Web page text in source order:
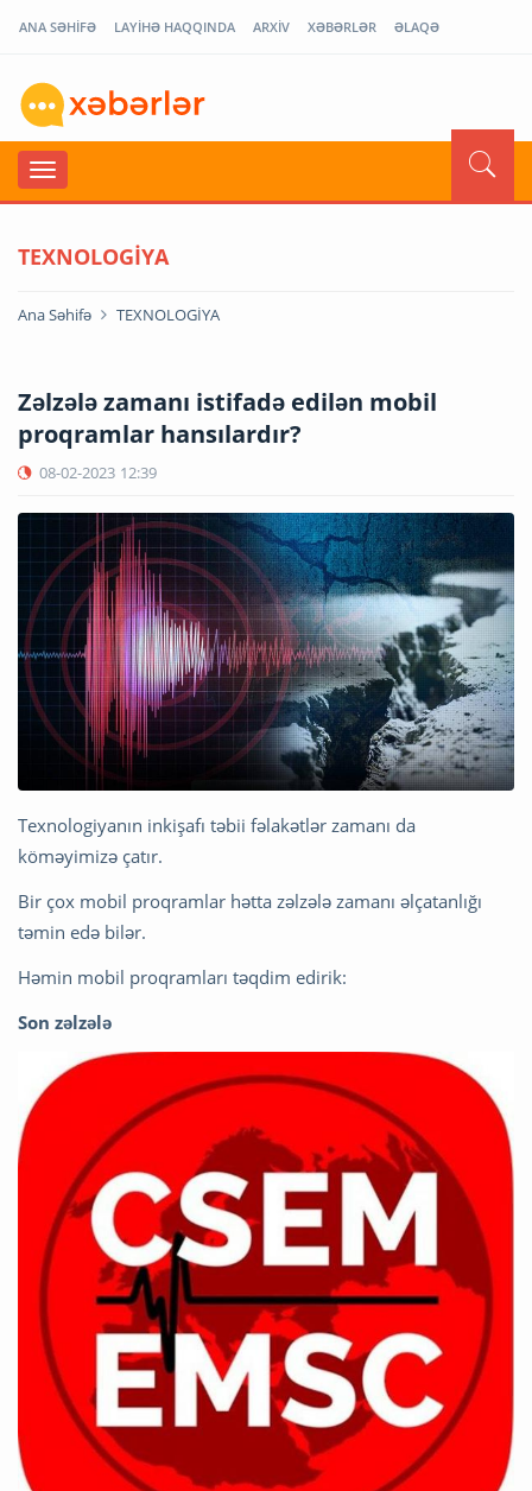
ANA SƏHİFƏ LAYİHƏ HAQQINDA ARXİV XƏBƏRLƏR ƏLAQƏ
TEXNOLOGİYA
Ana Səhifə TEXNOLOGİYA
Zəlzələ zamanı istifadə edilən mobil
proqramlar hansılardır?
08-02-2023 12:39
Texnologiyanın inkişafı təbii fəlakətlər zamanı da
köməyimizə çatır.
Bir çox mobil proqramlar hətta zəlzələ zamanı əlçatanlığı
təmin edə bilər.
Həmin mobil proqramları təqdim edirik:
Son zəlzələ